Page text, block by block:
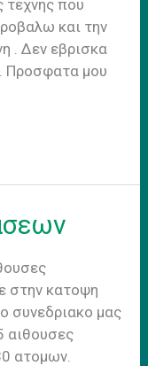
τεχνης που
και την
. Δεν εβρισκα
Προσφατα μου
στην κατοψη
συνεδριακο μας
αιθουσες
ατομων.